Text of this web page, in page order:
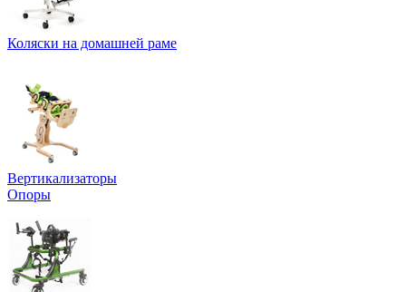
Коляски на домашней раме
Вер­ти­ка­ли­за­то­ры
Опоры